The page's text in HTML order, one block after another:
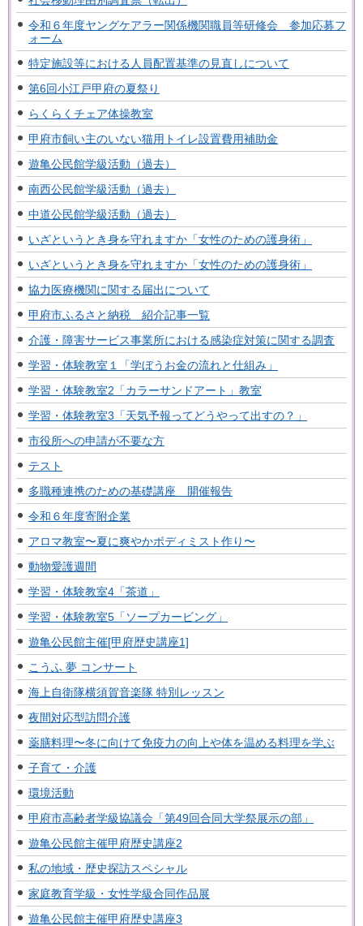
令和６年度ヤングケアラー関係機関職員等研修会 参加応募フ
ォーム
特定施設等における人員配置基準の見直しについて
第6回小江戸甲府の夏祭り
らくらくチェア体操教室
甲府市飼い主のいない猫用トイレ設置費用補助金
遊亀公民館学級活動（過去）
南西公民館学級活動（過去）
中道公民館学級活動（過去）
いざというとき身を守れますか「女性のための護身術」
いざというとき身を守れますか「女性のための護身術」
協力医療機関に関する届出について
甲府市ふるさと納税 紹介記事一覧
介護・障害サービス事業所における感染症対策に関する調査
学習・体験教室１「学ぼうお金の流れと仕組み」
学習・体験教室2「カラーサンドアート」教室
学習・体験教室3「天気予報ってどうやって出すの？」
市役所への申請が不要な方
テスト
多職種連携のための基礎講座 開催報告
令和６年度寄附企業
アロマ教室〜夏に爽やかボディミスト作り〜
動物愛護週間
学習・体験教室4「茶道」
学習・体験教室5「ソープカービング」
遊亀公民館主催[甲府歴史講座1]
こうふ 夢 コンサート
海上自衛隊横須賀音楽隊 特別レッスン
夜間対応型訪問介護
薬膳料理〜冬に向けて免疫力の向上や体を温める料理を学ぶ
子育て・介護
環境活動
甲府市高齢者学級協議会「第49回合同大学祭展示の部」
遊亀公民館主催甲府歴史講座2
私の地域・歴史探訪スペシャル
家庭教育学級・女性学級合同作品展
遊亀公民館主催甲府歴史講座3